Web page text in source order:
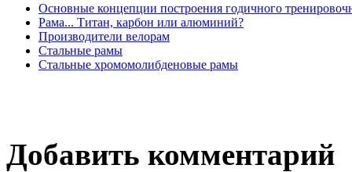
Основные концепции построения годичного
Рама... Титан, карбон или алюминий?
Производители велорам
Стальные рамы
Стальные хромомолибденовые рамы
Добавить комментарий